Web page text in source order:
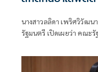
นางสาวลลิดา เพริศวิวัฒน
รัฐมนตรี เปิดเผยว่า คณะรั
ยาเสพติดและทำลายเครื
ประเทศ ประจำปีงบประ